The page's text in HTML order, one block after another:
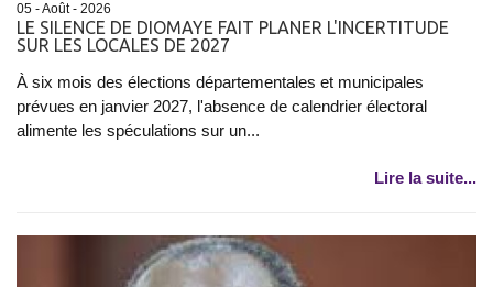
05 - Août - 2026
LE SILENCE DE DIOMAYE FAIT PLANER L'INCERTITUDE
SUR LES LOCALES DE 2027
À six mois des élections départementales et municipales
prévues en janvier 2027, l'absence de calendrier électoral
alimente les spéculations sur un...
Lire la suite...